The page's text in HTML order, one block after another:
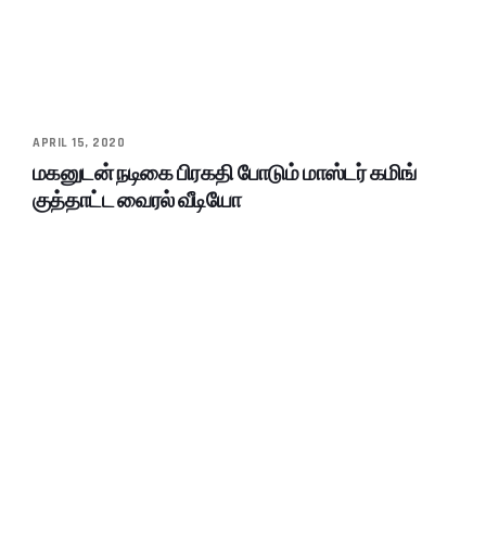
APRIL 15, 2020
மகனுடன் நடிகை பிரகதி போடும் மாஸ்டர் கமிங்
குத்தாட்ட வைரல் வீடியோ